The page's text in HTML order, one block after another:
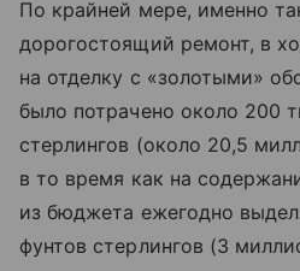
По крайней мере, именно
дорогостоящий ремонт, в
на отделку с «золотыми»
было потрачено около 200
стерлингов (около 20,5
в то время как на
из бюджета ежегодно
фунтов стерлингов (3